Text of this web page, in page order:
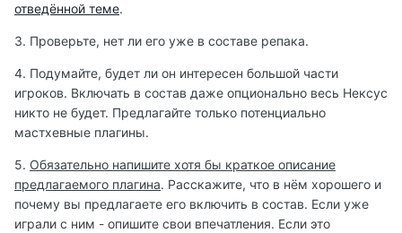
отведённой теме.
3. Проверьте, нет ли его уже в составе репака.
4. Подумайте, будет ли он интересен большой части
игроков. Включать в состав даже опционально весь Нексус
никто не будет. Предлагайте только потенциально
мастхевные плагины.
5. Обязательно напишите хотя бы краткое описание
предлагаемого плагина. Расскажите, что в нём хорошего и
почему вы предлагаете его включить в состав. Если уже
играли с ним - опишите свои впечатления. Если это